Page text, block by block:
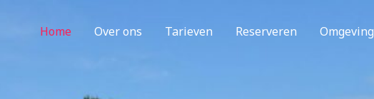
Home Over ons Tarieven Reserveren Omgeving